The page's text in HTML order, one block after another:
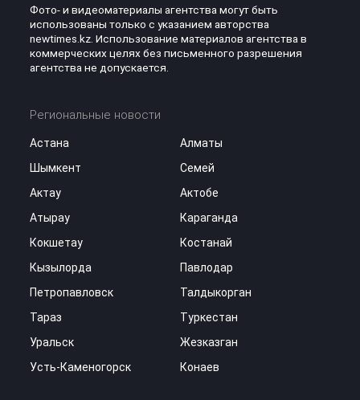
Фото- и видеоматериалы агентства могут быть
использованы только с указанием авторства
newtimes.kz. Использование материалов агентства в
коммерческих целях без письменного разрешения
агентства не допускается.
Региональные новости
Астана
Алматы
Шымкент
Семей
Актау
Актобе
Атырау
Караганда
Кокшетау
Костанай
Кызылорда
Павлодар
Петропавловск
Талдыкорган
Тараз
Туркестан
Уральск
Жезказган
Усть-Каменогорск
Конаев